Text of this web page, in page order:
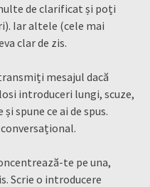
de clarificat și poți
Iar altele (cele mai
clar de zis.
mesajul dacă
introduceri lungi, scuze,
spune ce ai de spus.
te pe una,
Scrie o introducere